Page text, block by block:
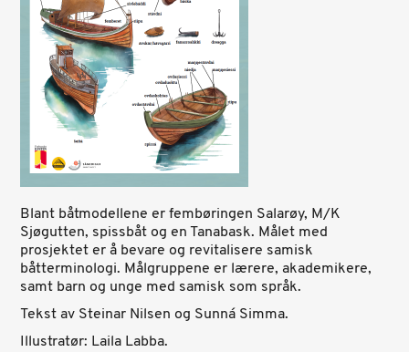
Blant båtmodellene er fembøringen Salarøy, M/K
Sjøgutten, spissbåt og en Tanabask. Målet med
prosjektet er å bevare og revitalisere samisk
båtterminologi. Målgruppene er lærere, akademikere,
samt barn og unge med samisk som språk.
Tekst av Steinar Nilsen og Sunná Simma.
Illustratør: Laila Labba.